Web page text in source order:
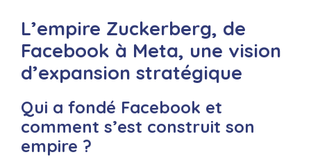
L’empire Zuckerberg, de
Facebook à Meta, une vision
d’expansion stratégique
Qui a fondé Facebook et
comment s’est construit son
empire ?